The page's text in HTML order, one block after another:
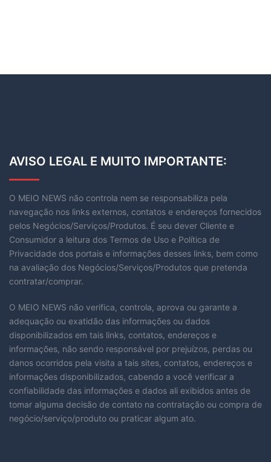
AVISO LEGAL E MUITO IMPORTANTE:
O MEIO NEWS não controla nem se responsabiliza pela
navegação nos links externos, contatos e endereços fornecidos
pelos Negócios/Serviços/Produtos. É seu dever Cliente e
Consumidor a leitura dos Termos de Uso e Política de
Privacidade dos portais e informações desses links, bem como
na avaliação dos Negócios/Serviços/Produtos que pretenda
contratar/comprar.
O MEIO NEWS não verifica, controla, aprova ou garante a
adequação ou exatidão das informações ou dados
disponibilizados em tais links, contatos, endereços e
informações, não sendo responsável por prejuízos, perdas ou
danos ocorridos pela visita a tais sites, contatos, endereços e
informações disponibilizados, cabendo a você verificar a
confiabilidade das informações e dados ali exibidos antes de
tomar alguma decisão de contato na contratação ou compra de
negócio/serviço/produto ou praticar algum ato.